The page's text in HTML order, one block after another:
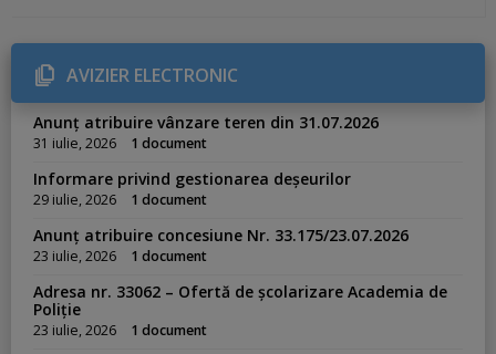
g
r
i
e
s
AVIZIER ELECTRONIC
Anunț atribuire vânzare teren din 31.07.2026
31 iulie, 2026 1 document
Informare privind gestionarea deșeurilor
29 iulie, 2026 1 document
Anunț atribuire concesiune Nr. 33.175/23.07.2026
23 iulie, 2026 1 document
Adresa nr. 33062 – Ofertă de școlarizare Academia de
Poliție
23 iulie, 2026 1 document